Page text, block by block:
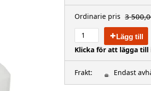
Ordinarie pris 3
Lägg till
Klicka för att lägga till
Frakt: Endast